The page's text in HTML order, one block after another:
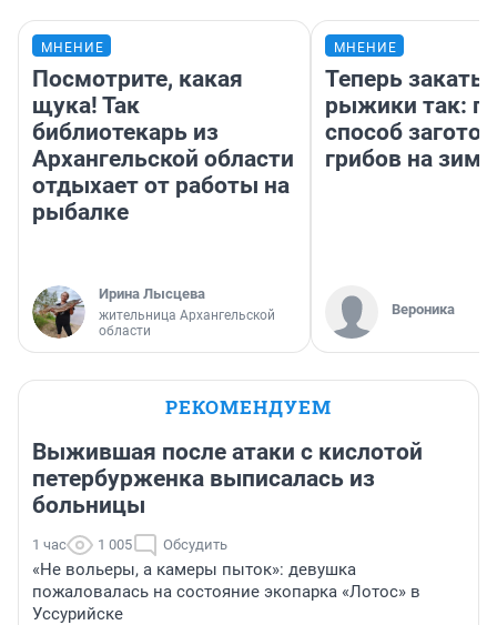
МНЕНИЕ
Посмотрите, какая
щука! Так
библиотекарь из
Архангельской области
отдыхает от работы на
рыбалке
Ирина Лысцева
жительница Архангельской
области
МНЕНИЕ
Теперь
рыжики так:
способ
грибов на зиму
Вероника
РЕКОМЕНДУЕМ
Выжившая после атаки с кислотой
петербурженка выписалась из
больницы
1 час 1 005 Обсудить
«Не вольеры, а камеры пыток»: девушка
пожаловалась на состояние экопарка «Лотос» в
Уссурийске